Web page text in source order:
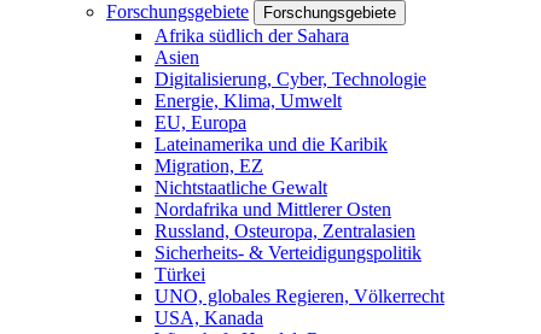
Forschungsgebiete
Forschungsgebiete
Afrika südlich der Sahara
Asien
Digitalisierung, Cyber, Technologie
Energie, Klima, Umwelt
EU, Europa
Lateinamerika und die Karibik
Migration, EZ
Nichtstaatliche Gewalt
Nordafrika und Mittlerer Osten
Russland, Osteuropa, Zentralasien
Sicherheits- & Verteidigungspolitik
Türkei
UNO, globales Regieren, Völkerrecht
USA, Kanada